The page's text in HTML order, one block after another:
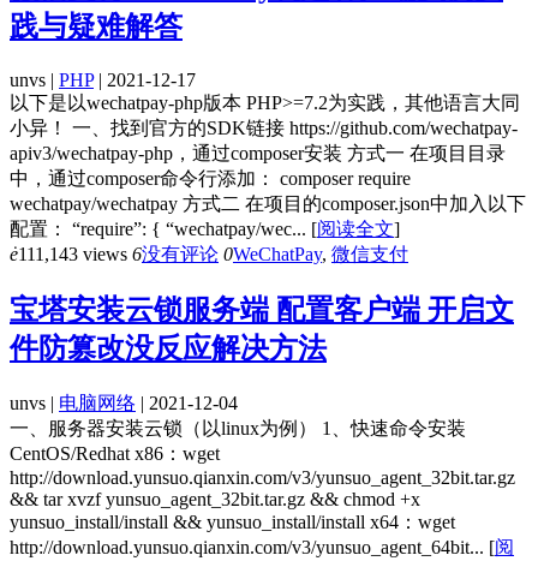
践与疑难解答
unvs | PHP| 2021-12-17
以下是以wechatpay-php版本 PHP>=7.2为实践，其他语言大同
小异！ 一、找到官方的SDK链接 https://github.com/wechatpay-
apiv3/wechatpay-php，通过composer安装 方式一 在项目目录
中，通过composer命令行添加： composer require
wechatpay/wechatpay 方式二 在项目的composer.json中加入以下
配置： “require”: { “wechatpay/wec... [阅读全文]
ė111,143 views 6没有评论 0WeChatPay, 微信支付
宝塔安装云锁服务端 配置客户端 开启文
件防篡改没反应解决方法
unvs | 电脑网络 | 2021-12-04
一、服务器安装云锁（以linux为例） 1、快速命令安装
CentOS/Redhat x86：wget
http://download.yunsuo.qianxin.com/v3/yunsuo_agent_32bit.tar.gz
&& tar xvzf yunsuo_agent_32bit.tar.gz && chmod +x
yunsuo_install/install && yunsuo_install/install x64：wget
http://download.yunsuo.qianxin.com/v3/yunsuo_agent_64bit... [阅